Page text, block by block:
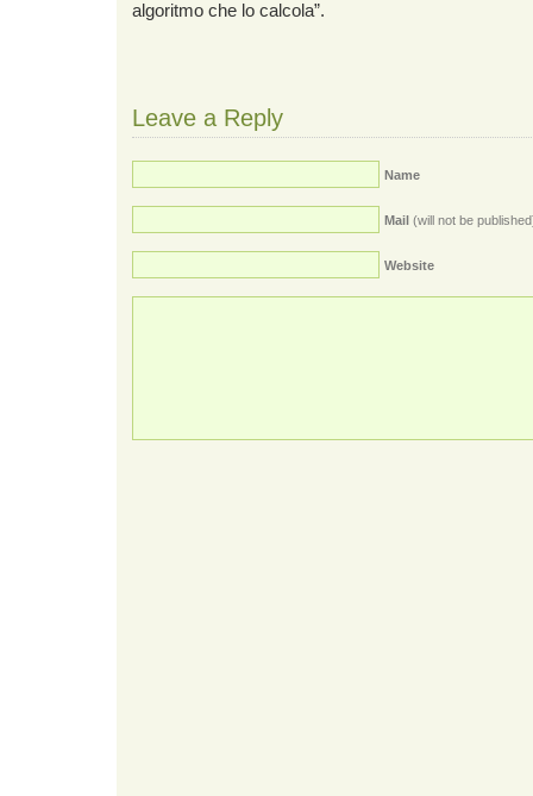
algoritmo che lo calcola”.
Leave a Reply
Name
Mail (will not be
Website